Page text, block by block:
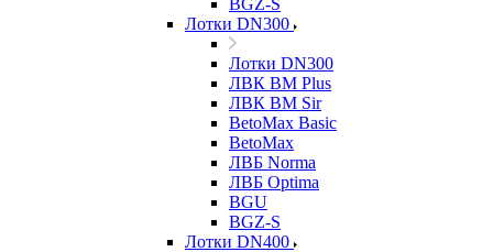
BGZ-S
Лотки DN300
Лотки DN300
ЛВК ВМ Plus
ЛВК ВМ Sir
BetoMax Basic
BetoMax
ЛВБ Norma
ЛВБ Optima
BGU
BGZ-S
Лотки DN400